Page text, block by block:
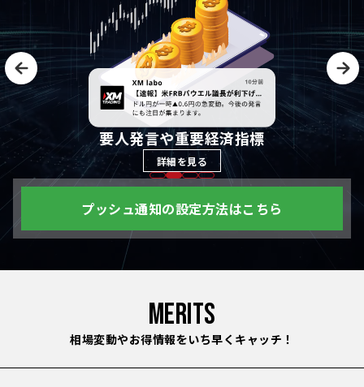
要人発言や重要経済指標
詳細を見る
プッシュ通知の設定方法はこちら
MERITS
相場変動やお得情報をいち早くキャッチ！